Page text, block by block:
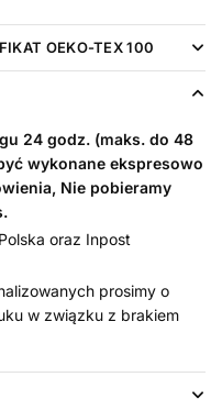
OEKO-TEX 100
24 godz. (maks. do 48
wykonane ekspresowo
Nie pobieramy
oraz Inpost
prosimy o
w związku z brakiem